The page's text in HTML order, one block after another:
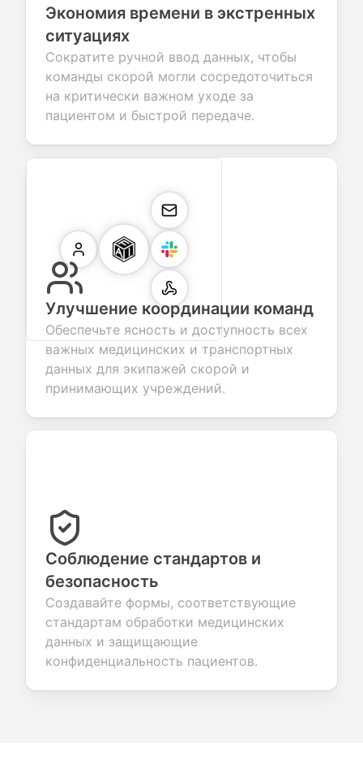
Экономия времени в экстренных
ситуациях
Сократите ручной ввод данных, чтобы
команды скорой могли сосредоточиться
на критически важном уходе за
пациентом и быстрой передаче.
Улучшение координации команд
Обеспечьте ясность и доступность всех
важных медицинских и транспортных
данных для экипажей скорой и
принимающих учреждений.
Соблюдение стандартов и
безопасность
Создавайте формы, соответствующие
стандартам обработки медицинских
данных и защищающие
конфиденциальность пациентов.